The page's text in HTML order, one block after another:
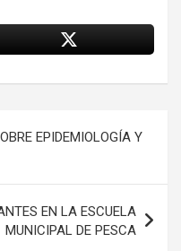
EPIDEMIOLOGÍA Y
EN LA ESCUELA
MUNICIPAL DE PESCA